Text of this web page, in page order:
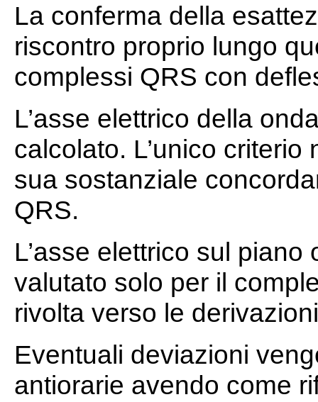
La conferma della
riscontro proprio lungo
complessi QRS con
L’asse elettrico della
calcolato. L’unico
sua sostanziale
QRS.
L’asse elettrico sul
valutato solo per il
rivolta verso le
Eventuali deviazioni
antiorarie avendo come